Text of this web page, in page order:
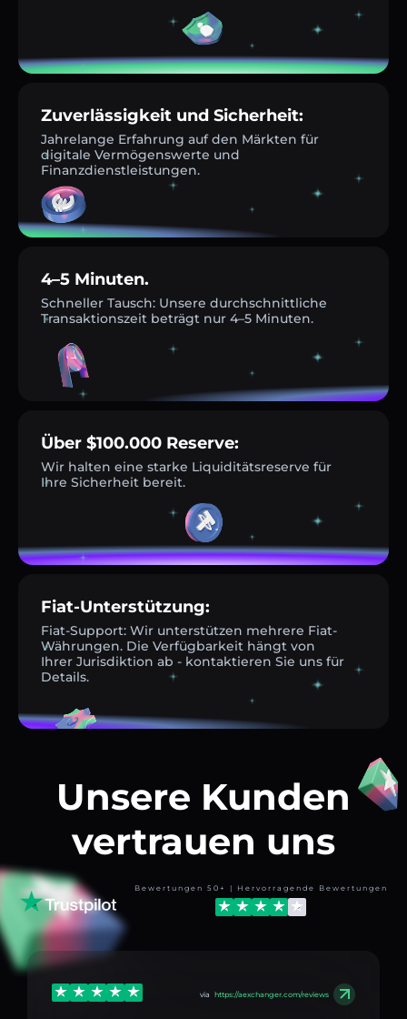
Zuverlässigkeit und Sicherheit:
Jahrelange Erfahrung auf den Märkten für
digitale Vermögenswerte und
Finanzdienstleistungen.
4–5 Minuten.
Schneller Tausch: Unsere durchschnittliche
Transaktionszeit beträgt nur 4–5 Minuten.
Über $100.000 Reserve:
Wir halten eine starke Liquiditätsreserve für
Ihre Sicherheit bereit.
Fiat-Unterstützung:
Fiat-Support: Wir unterstützen mehrere Fiat-
Währungen. Die Verfügbarkeit hängt von
Ihrer Jurisdiktion ab - kontaktieren Sie uns für
Details.
Unsere Kunden
vertrauen uns
Bewertungen 50+ | Hervorragende Bewertungen
via https://aexchanger.com/reviews